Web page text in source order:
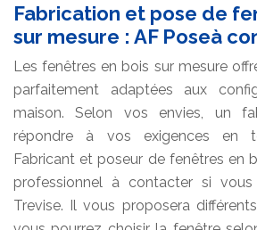
Fabrication et pose de
sur mesure : AF Poseà
Les fenêtres en bois sur mesure
parfaitement adaptées aux
maison. Selon vos envies, un
répondre à vos exigences en
Fabricant et poseur de fenêtres en
professionnel à contacter si
Trevise. Il vous proposera